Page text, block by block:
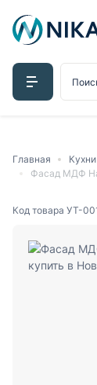
Главная Кухни
Фасад МДФ
Код товара УТ-